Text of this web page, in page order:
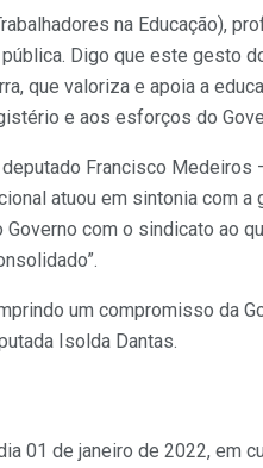
na Educação),
Digo que este gesto
que valoriza e apoia a
e aos esforços do
Francisco
atuou em sintonia com a
com o sindicato ao
um compromisso da
Isolda Dantas.
01 de janeiro de 2022, em